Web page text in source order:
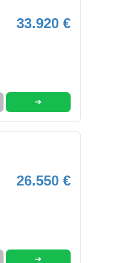
33.920 €
➜
26.550 €
➜